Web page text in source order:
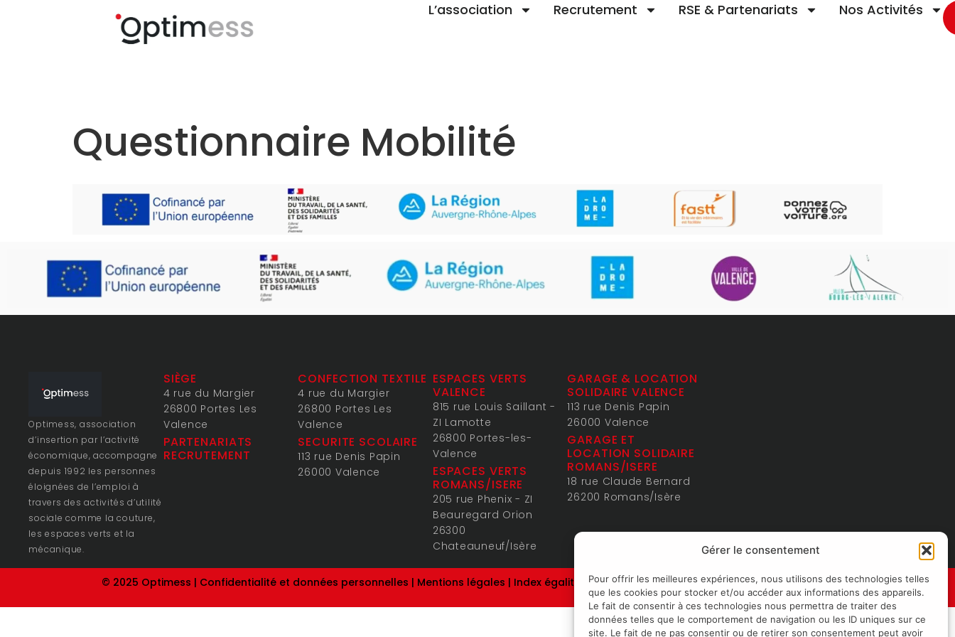
Gérer le consentement
Pour offrir les meilleures expériences, nous utilisons des technologies telles
que les cookies pour stocker et/ou accéder aux informations des appareils.
Le fait de consentir à ces technologies nous permettra de traiter des
données telles que le comportement de navigation ou les ID uniques sur ce
site. Le fait de ne pas consentir ou de retirer son consentement peut avoir
L’association Recrutement RSE & Partenariats Nos Activités
Questionnaire Mobilité
Optimess, association
d’insertion par l’activité
économique, accompagne
depuis 1992 les personnes
éloignées de l’emploi à
travers des activités d’utilité
sociale comme la couture,
les espaces verts et la
mécanique.
SIÈGE
4 rue du Margier
26800 Portes Les
Valence
PARTENARIATS
RECRUTEMENT
CONFECTION TEXTILE
4 rue du Margier
26800 Portes Les
Valence
SECURITE SCOLAIRE
113 rue Denis Papin
26000 Valence
ESPACES VERTS
VALENCE
815 rue Louis Saillant -
ZI Lamotte
26800 Portes-les-
Valence
ESPACES VERTS
ROMANS/ISERE
205 rue Phenix - ZI
Beauregard Orion
26300
Chateauneuf/Isère
GARAGE & LOCATION
SOLIDAIRE VALENCE
113 rue Denis Papin
26000 Valence
GARAGE ET
LOCATION SOLIDAIRE
ROMANS/ISERE
18 rue Claude Bernard
26200 Romans/Isère
© 2025 Optimess | Confidentialité et données personnelles | Mentions légales | Index égalité Femmes-Hommes 2024